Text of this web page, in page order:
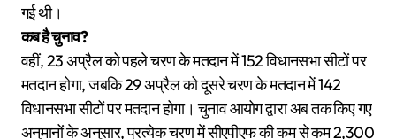
गई थी।
कब है चुनाव?
वहीं, 23 अप्रैल को पहले चरण के मतदान में 152 विधानसभा सीटों पर
मतदान होगा, जबकि 29 अप्रैल को दूसरे चरण के मतदान में 142
विधानसभा सीटों पर मतदान होगा। चुनाव आयोग द्वारा अब तक किए गए
अनुमानों के अनुसार, प्रत्येक चरण में सीएपीएफ की कम से कम 2,300